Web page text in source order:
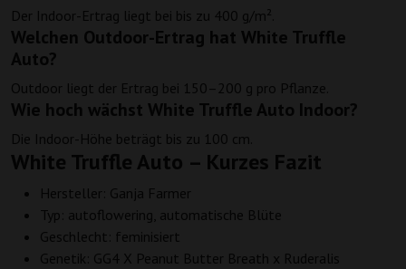
Der Indoor-Ertrag liegt bei bis zu 400 g/m².
Welchen Outdoor-Ertrag hat White Truffle
Auto?
Outdoor liegt der Ertrag bei 150–200 g pro Pflanze.
Wie hoch wächst White Truffle Auto Indoor?
Die Indoor-Höhe beträgt bis zu 100 cm.
White Truffle Auto – Kurzes Fazit
Hersteller: Ganja Farmer
Typ: autoflowering, automatische Blüte
Geschlecht: feminisiert
Genetik: GG4 X Peanut Butter Breath x Ruderalis